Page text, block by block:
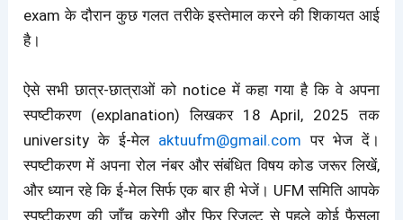
exam के दौरान कुछ गलत तरीके इस्तेमाल करने की शिकायत आई
है।
ऐसे सभी छात्र-छात्राओं को notice में कहा गया है कि वे अपना
स्पष्टीकरण (explanation) लिखकर 18 April, 2025 तक
university के ई-मेल aktuufm@gmail.com पर भेज दें।
स्पष्टीकरण में अपना रोल नंबर और संबंधित विषय कोड जरूर लिखें,
और ध्यान रहे कि ई-मेल सिर्फ एक बार ही भेजें। UFM समिति आपके
स्पष्टीकरण की जाँच करेगी और फिर रिजल्ट से पहले कोई फैसला